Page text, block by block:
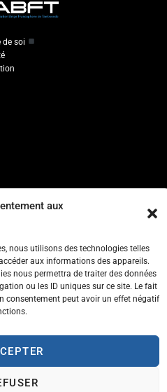
aux
nous utilisons des technologies telles
aux informations des appareils.
nous permettra de traiter des données
ou les ID uniques sur ce site. Le fait
consentement peut avoir un effet négatif
de soi
de Taekwondo